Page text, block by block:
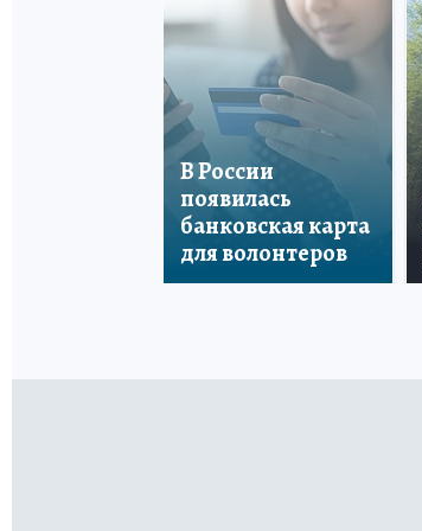
В России
появилась
банковская карта
для волонтеров